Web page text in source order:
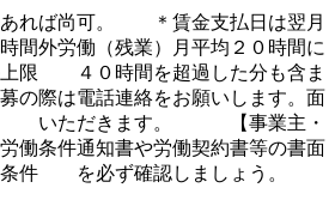
れば尚可。 ＊賃金支払日は翌月
外労働（残業）月平均２０時間に
上限 ４０時間を超過した分も含ま
際は電話連絡をお願いします。面
て いただきます。 【事業主・
条件通知書や労働契約書等の書面
条件 を必ず確認しましょう。